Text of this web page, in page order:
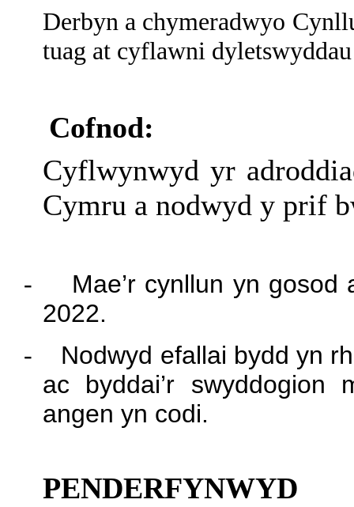
Derbyn a chymeradwyo
tuag at cyflawni
Cofnod:
Cyflwynwyd yr
Cymru a nodwyd y prif
-
Mae’r cynllun yn
2022.
-
Nodwyd efallai bydd yn
ac byddai’r swyddogion
angen yn codi.
PENDERFYNWYD